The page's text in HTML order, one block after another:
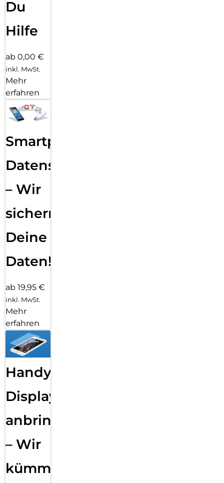
Du
Hilfe
ab 0,00 €
inkl. MwSt.
Mehr
erfahren
Smartphone
Datensicherung
– Wir
sichern
Deine
Daten!
ab 19,95 €
inkl. MwSt.
Mehr
erfahren
Handy
Displayfolie
anbringen
– Wir
kümmern